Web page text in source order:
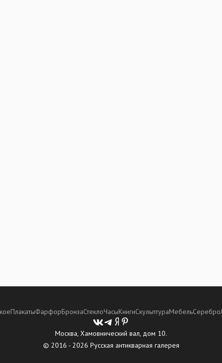
ПлакатыФарфорБронзаСтеклоЧасыКнигиСкульптураМебельСеребро
Москва, Хамовнический вал, дом 10.
© 2016 - 2026 Русская антикварная галерея